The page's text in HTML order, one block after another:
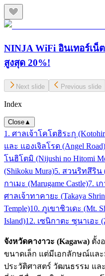
NINJA WiFi อินเทอร์เ
สูงสุด 20%!
Next slide Previous slide
Index
Close▲
1. ศาลเจ้าโคโตฮิระกุ
และ แองเจิลโรด (Angel Road)
โนฮิโตมิ (Nijushi no Hitomi
(Shikoku Mura)5. สวนริทสึริน
กาเมะ (Marugame Castle)7. เ
ศาลเจ้าทาคายะ (Takaya
Temple)10. ภูเขาชิวเดะ (Mt.
Island)12. เซนิกาตะ ซุนาเอะ
จังหวัดคางาวะ (Kagawa) ตั้ง
ขนาดเล็ก แต่มีเอกลักษณ์แล
ประวัติศาสตร์ วัฒนธรรม แ